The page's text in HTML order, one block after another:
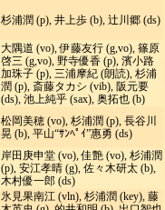
杉浦潤 (p), 井上歩 (b), 辻川郷 (ds)
大隅道 (vo), 伊藤友行 (g,vo), 篠原
啓三 (g,vo), 野寺優香 (p), 濱小路
加珠子 (p), 三浦摩紀 (朗読), 杉浦
潤 (p), 斎藤タカシ (vib), 阪元要
(ds), 池上純乎 (sax), 奥拓也 (b)
松岡美穂 (vo), 杉浦潤 (p), 長谷川
晃 (b), 平山“ｻﾝﾍﾟｲ”惠勇 (ds)
岸田庚申堂 (vo), 佳艶 (vo), 杉浦潤
(p), 安江孝晴 (g), 佐々木研太 (b),
木村優一郎 (ds)
氷見果南江 (vln), 杉浦潤 (key), 藤